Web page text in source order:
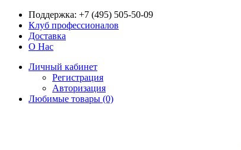
Поддержка: +7 (495) 505-50-09
Клуб профессионалов
Доставка
О Нас
Личный кабинет
Регистрация
Авторизация
Любимые товары (0)